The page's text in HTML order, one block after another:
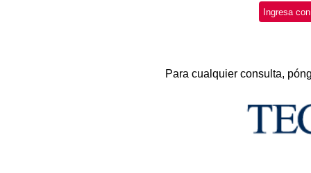
Para cualquier consulta,